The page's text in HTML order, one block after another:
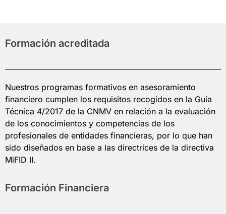
Formación acreditada
Nuestros programas formativos en asesoramiento
financiero cumplen los requisitos recogidos en la Guía
Técnica 4/2017 de la CNMV en relación a la evaluación
de los conocimientos y competencias de los
profesionales de entidades financieras, por lo que han
sido diseñados en base a las directrices de la directiva
MiFID II.
Formación Financiera